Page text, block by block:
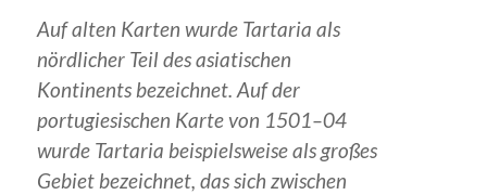
Auf alten Karten wurde Tartaria als
nördlicher Teil des asiatischen
Kontinents bezeichnet. Auf der
portugiesischen Karte von 1501–04
wurde Tartaria beispielsweise als großes
Gebiet bezeichnet, das sich zwischen